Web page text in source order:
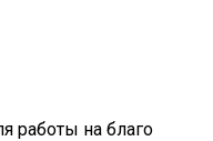
работы на благо